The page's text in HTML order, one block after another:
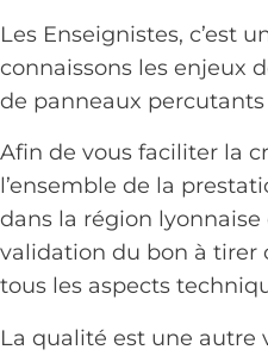
Les Enseignistes, c’est
connaissons les enjeux
de panneaux percutants
Afin de vous faciliter la
l’ensemble de la
dans la région
validation du bon à tirer
tous les aspects
La qualité est une autre